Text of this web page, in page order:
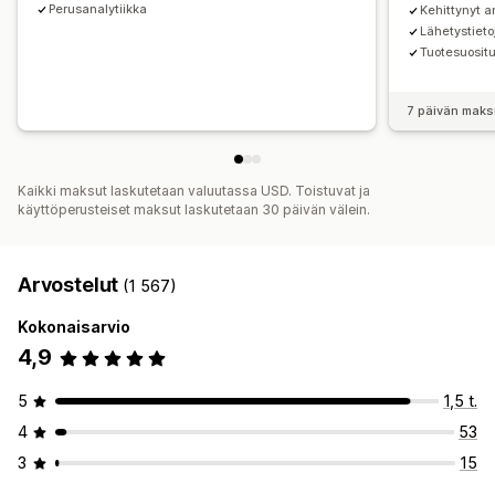
Perusanalytiikka
Kehittynyt
7 päivän
Kaikki maksut laskutetaan valuutassa USD. Toistuvat ja
käyttöperusteiset maksut laskutetaan 30 päivän välein.
Arvostelut (1 567)
Kokonaisarvio
4,9
5
1,5 t.
4
53
3
15